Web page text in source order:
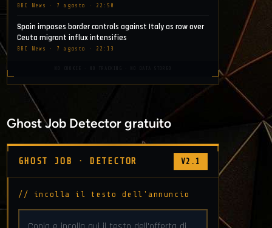
BBC News · 7 agosto · 22:50
Spain imposes border controls against Italy as row over
Ceuta migrant influx intensifies
BBC News · 7 agosto · 22:13
Ghost Job Detector gratuito
GHOST JOB · DETECTOR V2.1
// incolla il testo dell'annuncio